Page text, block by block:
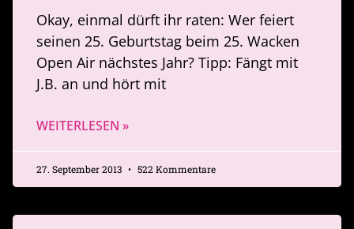
Okay, einmal dürft ihr raten: Wer feiert
seinen 25. Geburtstag beim 25. Wacken
Open Air nächstes Jahr? Tipp: Fängt mit
J.B. an und hört mit
WEITERLESEN »
27. September 2013 522 Kommentare